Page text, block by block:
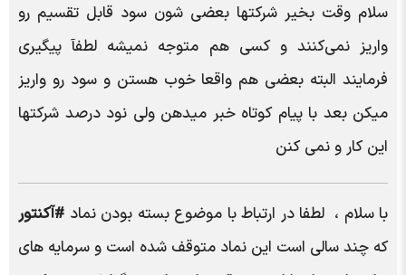
سلام وقت بخیر شرکتها بعضی شون سود قابل تقسیم رو
واریز نمی‌کنند و کسی هم متوجه نمیشه لطفآ پیگیری
فرمایند البته بعضی هم واقعا خوب هستن و سود رو واریز
میکن بعد با پیام کوتاه خبر میدهن ولی نود درصد شرکتها
این کار و نمی کنن
با سلام ، لطفا در ارتباط با موضوع بسته بودن نماد #آکنتور
که چند سالی است این نماد متوقف شده است و سرمایه های